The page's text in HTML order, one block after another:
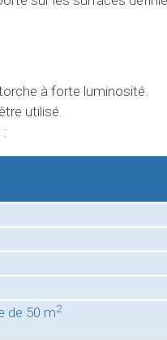
à forte luminosité.
utilisé.
:
de 50 m2